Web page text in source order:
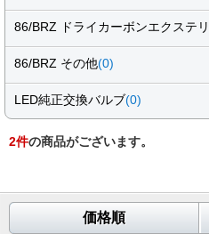
86/BRZ ドライカーボンエクステ
86/BRZ その他(0)
LED純正交換バルブ(0)
2件の商品がございます。
価格順